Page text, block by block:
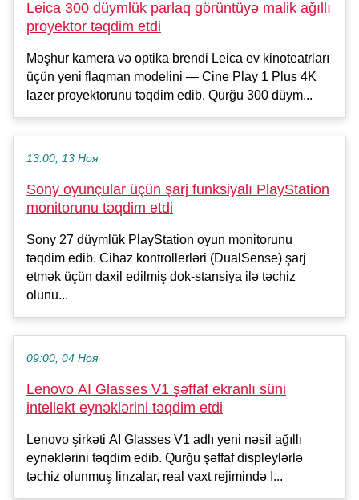
Leica 300 düymlük parlaq görüntüyə malik ağıllı
proyektor təqdim etdi
Məşhur kamera və optika brendi Leica ev kinoteatrları
üçün yeni flaqman modelini — Cine Play 1 Plus 4K
lazer proyektorunu təqdim edib. Qurğu 300 düym...
13:00, 13 Ноя
Sony oyunçular üçün şarj funksiyalı PlayStation
monitorunu təqdim etdi
Sony 27 düymlük PlayStation oyun monitorunu
təqdim edib. Cihaz kontrollerləri (DualSense) şarj
etmək üçün daxil edilmiş dok-stansiya ilə təchiz
olunu...
09:00, 04 Ноя
Lenovo AI Glasses V1 şəffaf ekranlı süni
intellekt eynəklərini təqdim etdi
Lenovo şirkəti AI Glasses V1 adlı yeni nəsil ağıllı
eynəklərini təqdim edib. Qurğu şəffaf displeylərlə
təchiz olunmuş linzalar, real vaxt rejimində İ...